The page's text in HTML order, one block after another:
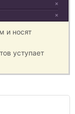
×
×
и носят
уступает